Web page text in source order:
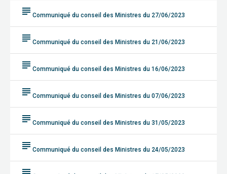
subject Communiqué du conseil des Ministres du 27/06/2023
subject Communiqué du conseil des Ministres du 21/06/2023
subject Communiqué du conseil des Ministres du 16/06/2023
subject Communiqué du conseil des Ministres du 07/06/2023
subject Communiqué du conseil des Ministres du 31/05/2023
subject Communiqué du conseil des Ministres du 24/05/2023